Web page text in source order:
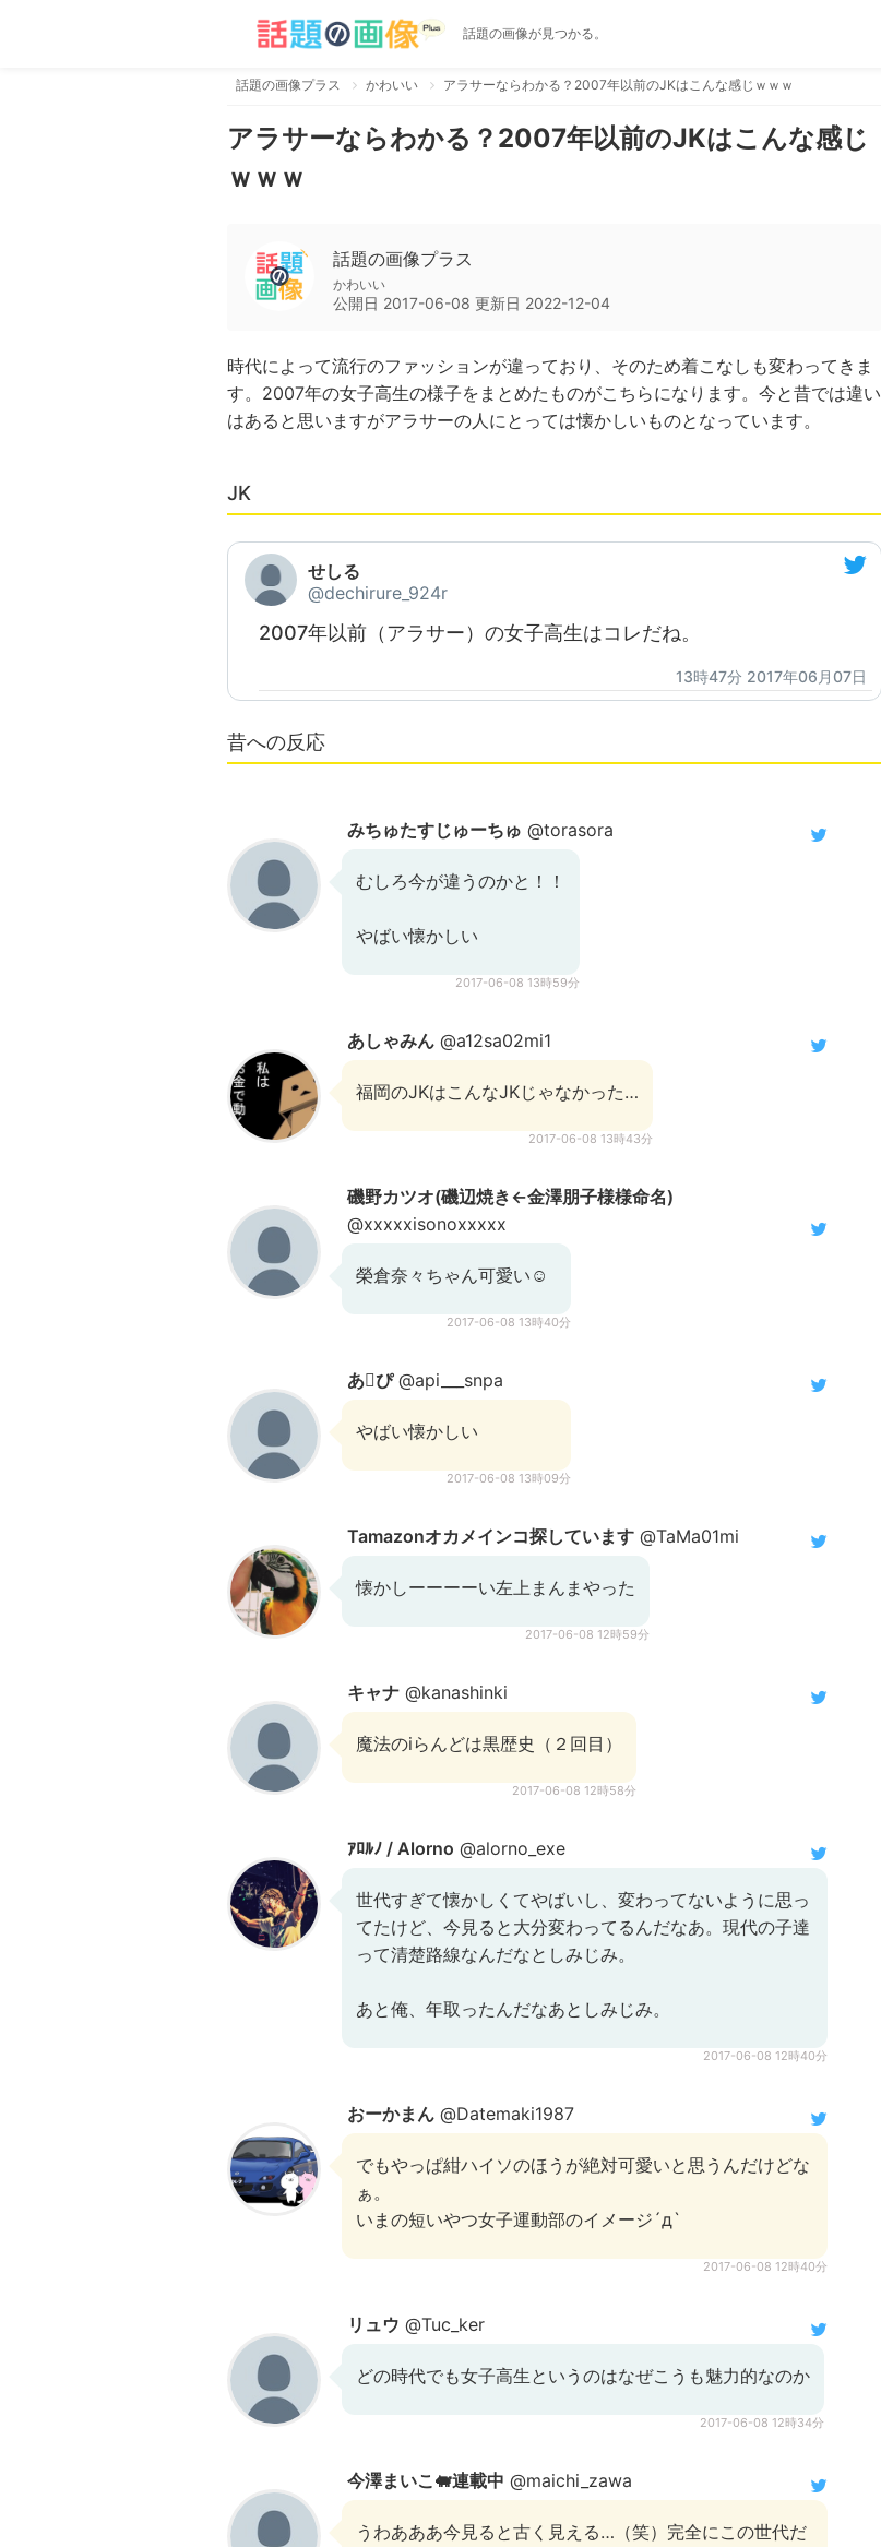
話題の画像が見つかる。
話題の画像プラス かわいい アラサーならわかる？2007年以前のJKはこんな感じｗｗｗ
アラサーならわかる？2007年以前のJKはこんな感じ
ｗｗｗ
話題の画像プラス
かわいい
公開日 2017-06-08 更新日 2022-12-04
時代によって流行のファッションが違っており、そのため着こなしも変わってきま
す。2007年の女子高生の様子をまとめたものがこちらになります。今と昔では違い
はあると思いますがアラサーの人にとっては懐かしいものとなっています。
JK
せしる
@dechirure_924r
2007年以前（アラサー）の女子高生はコレだね。
13時47分 2017年06月07日
昔への反応
みちゅたすじゅーちゅ @torasora
むしろ今が違うのかと！！
やばい懐かしい
2017-06-08 13時59分
あしゃみん @a12sa02mi1
福岡のJKはこんなJKじゃなかった…
2017-06-08 13時43分
磯野カツオ(磯辺焼き←金澤朋子様様命名)
@xxxxxisonoxxxxx
榮倉奈々ちゃん可愛い☺️
2017-06-08 13時40分
あぴ@api___snpa
やばい懐かしい
2017-06-08 13時09分
Tamazonオカメインコ探しています @TaMa01mi
懐かしーーーーい左上まんまやった
2017-06-08 12時59分
キャナ @kanashinki
魔法のiらんどは黒歴史（２回目）
2017-06-08 12時58分
ｱﾛﾙﾉ / Alorno @alorno_exe
世代すぎて懐かしくてやばいし、変わってないように思っ
てたけど、今見ると大分変わってるんだなあ。現代の子達
って清楚路線なんだなとしみじみ。
あと俺、年取ったんだなあとしみじみ。
2017-06-08 12時40分
おーかまん @Datemaki1987
でもやっぱ紺ハイソのほうが絶対可愛いと思うんだけどな
ぁ。
いまの短いやつ女子運動部のイメージ´д`
2017-06-08 12時40分
リュウ @Tuc_ker
どの時代でも女子高生というのはなぜこうも魅力的なのか
2017-06-08 12時34分
今澤まいこ🐖連載中 @maichi_zawa
うわあああ今見ると古く見える…（笑）完全にこの世代だ